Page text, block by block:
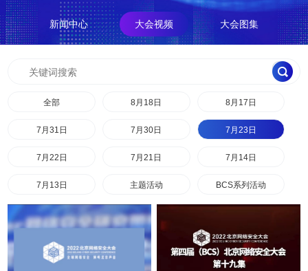
新闻中心 大会视频 大会图集
全部 8月18日 8月17日
7月31日 7月30日 7月23日
7月22日 7月21日 7月14日
7月13日 主题活动 BCS系列活动